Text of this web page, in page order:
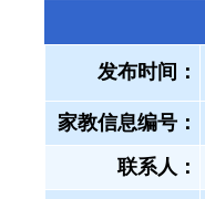
发布时间：
家教信息编号：
联系人：